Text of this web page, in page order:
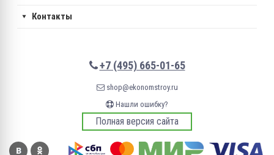
Контакты
+7 (495) 665-01-65
shop@ekonomstroy.ru
Нашли ошибку?
Полная версия сайта